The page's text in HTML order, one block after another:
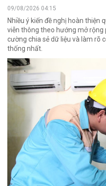
09/08/2026 04:15
Nhiều ý kiến đề nghị hoàn thiện
viễn thông theo hướng mở
cường chia sẻ dữ liệu và làm rõ
thống nhất.